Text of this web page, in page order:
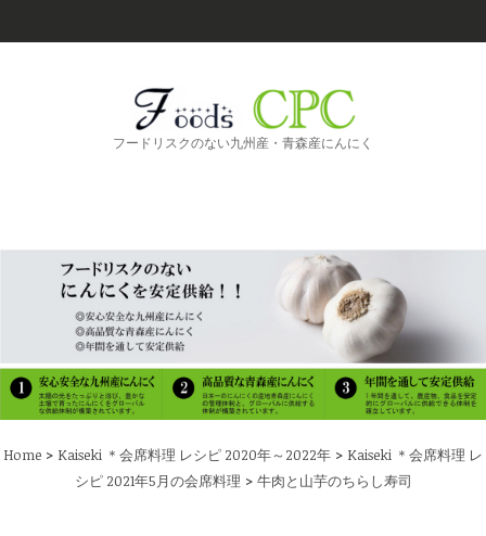
フードリスクのない九州産・青森産にんにく
Home > Kaiseki ＊会席料理 レシピ 2020年～2022年 > Kaiseki ＊会席料理 レ
シピ 2021年5月の会席料理 > 牛肉と山芋のちらし寿司